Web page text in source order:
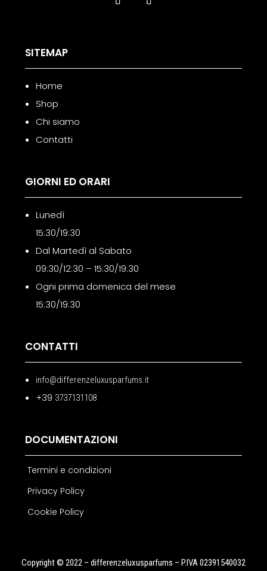
SITEMAP
Home
Shop
Chi siamo
Contatti
GIORNI ED ORARI
Lunedì
15:30/19:30
Dal Martedì al Sabato
09:30/12:30 – 15:30/19:30
Ogni prima domenica del mese
15:30/19:30
CONTATTI
info@differenzeluxusparfums.it
+39 3737131108
DOCUMENTAZIONI
Termini e condizioni
Privacy Policy
Cookie Policy
Copyright © 2022 – differenzeluxusparfums – P.IVA 02391540032